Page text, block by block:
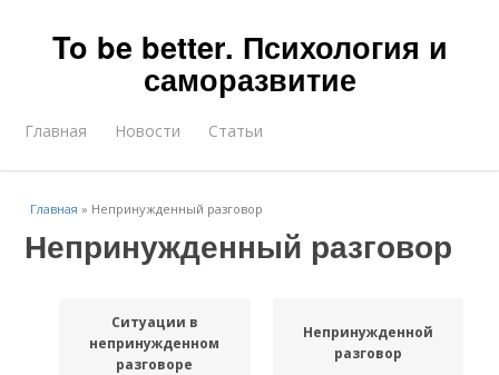
To be better. Психология и
саморазвитие
Главная Новости Статьи
Главная » Непринужденный разговор
Непринужденный разговор
Ситуации в
непринужденном
разговоре
Непринужденной
разговор